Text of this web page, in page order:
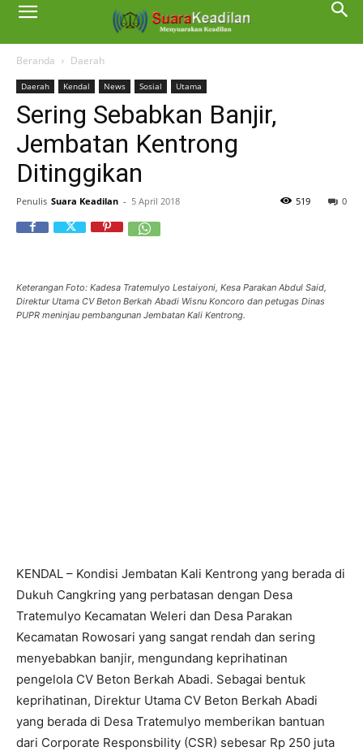
Beranda Daerah
Daerah Kendal News Sosial Utama
Sering Sebabkan Banjir,
Jembatan Kentrong
Ditinggikan
Penulis Suara Keadilan - 5 April 2018 0
519
Keterangan Foto: Kadesa Tratemulyo Lestaiyoni, Kesa Parakan Abdul Said,
Direktur Utama CV Beton Berkah Abadi Wisnu Koncoro dan petugas Dinas
PUPR meninjau pembangunan Jembatan Kali Kentrong.
KENDAL – Kondisi Jembatan Kali Kentrong yang berada di
Dukuh Cangkring yang perbatasan dengan Desa
Tratemulyo Kecamatan Weleri dan Desa Parakan
Kecamatan Rowosari yang sangat rendah dan sering
menyebabkan banjir, mengundang keprihatinan
pengelola CV Beton Berkah Abadi. Sebagai bentuk
keprihatinan, Direktur Utama CV Beton Berkah Abadi
yang berada di Desa Tratemulyo memberikan bantuan
dari Corporate Responsbility (CSR) sebesar Rp 250 juta